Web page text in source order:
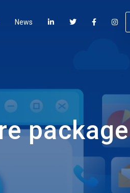
News
package